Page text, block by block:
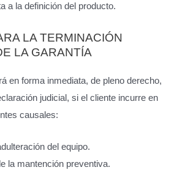
a la definición del producto.
LA TERMINACIÓN
LA GARANTÍA
en forma inmediata, de pleno derecho,
judicial, si el cliente incurre en
causales:
del equipo.
la mantención preventiva.